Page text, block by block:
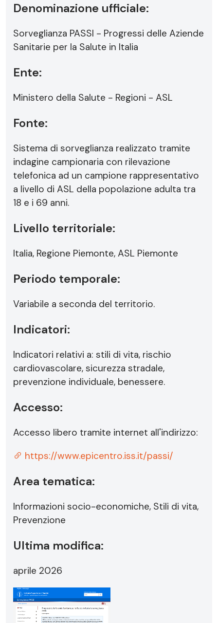
Denominazione ufficiale:
Sorveglianza PASSI - Progressi delle Aziende
Sanitarie per la Salute in Italia
Ente:
Ministero della Salute - Regioni - ASL
Fonte:
Sistema di sorveglianza realizzato tramite
indagine campionaria con rilevazione
telefonica ad un campione rappresentativo
a livello di ASL della popolazione adulta tra
18 e i 69 anni.
Livello territoriale:
Italia, Regione Piemonte, ASL Piemonte
Periodo temporale:
Variabile a seconda del territorio.
Indicatori:
Indicatori relativi a: stili di vita, rischio
cardiovascolare, sicurezza stradale,
prevenzione individuale, benessere.
Accesso:
Accesso libero tramite internet all'indirizzo:
https://www.epicentro.iss.it/passi/
Area tematica:
Informazioni socio-economiche, Stili di vita,
Prevenzione
Ultima modifica:
aprile 2026